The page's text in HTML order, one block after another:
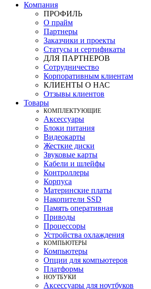
Компания
ПРОФИЛЬ
О прайм
Партнеры
Заказчики и проекты
Статусы и сертификаты
ДЛЯ ПАРТНЕРОВ
Сотрудничество
Корпоративным клиентам
КЛИЕНТЫ О НАС
Отзывы клиентов
Товары
КOМПЛЕКТУЮЩИЕ
Аксессуары
Блоки питания
Видеокарты
Жесткие диски
Звуковые карты
Кабели и шлейфы
Контроллеры
Корпуса
Материнские платы
Накопители SSD
Память оперативная
Приводы
Процессоры
Устройства охлаждения
КОМПЬЮТЕРЫ
Компьютеры
Опции для компьютеров
Платформы
НОУТБУКИ
Аксессуары для ноутбуков